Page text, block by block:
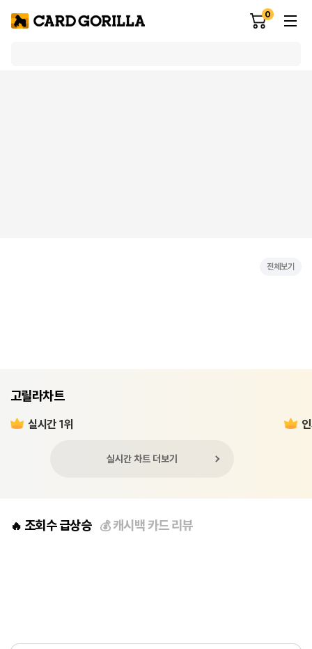
0
전체보기
고릴라차트
실시간 1위
실시간 차트 더보기
🔥 조회수 급상승 💰캐시백 카드 리뷰